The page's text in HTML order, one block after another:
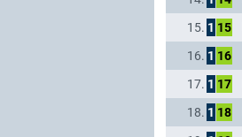
15. 1 15
16. 1 16
17. 1 17
18. 1 18